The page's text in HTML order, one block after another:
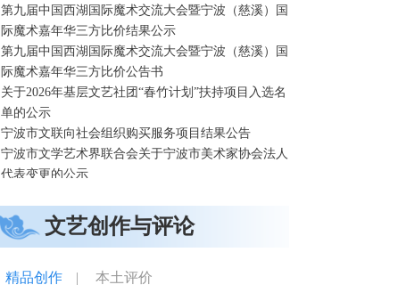
第九届中国西湖国际魔术交流大会暨宁波（慈溪）国
际魔术嘉年华三方比价结果公示
第九届中国西湖国际魔术交流大会暨宁波（慈溪）国
际魔术嘉年华三方比价公告书
关于2026年基层文艺社团“春竹计划”扶持项目入选名
单的公示
宁波市文联向社会组织购买服务项目结果公告
宁波市文学艺术界联合会关于宁波市美术家协会法人
代表变更的公示
文艺创作与评论
精品创作 | 本土评价